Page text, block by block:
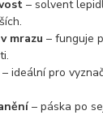
– solvent
mrazu – funguje
– ideální pro
– páska po